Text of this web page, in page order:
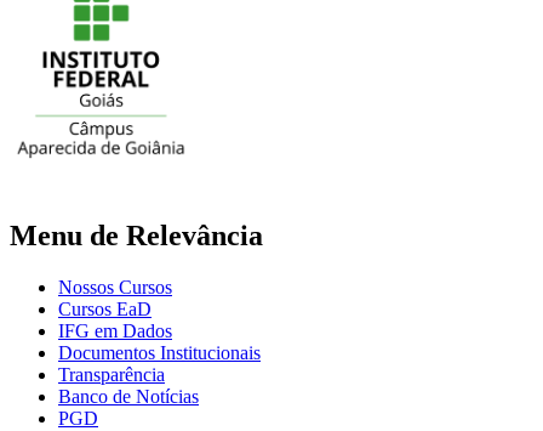
Menu de Relevância
Nossos Cursos
Cursos EaD
IFG em Dados
Documentos Institucionais
Transparência
Banco de Notícias
PGD